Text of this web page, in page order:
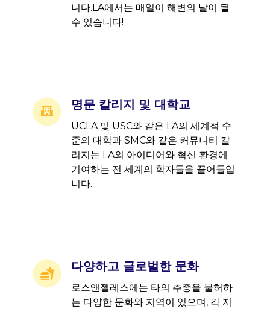
니다.LA에서는 매일이 해변의 날이 될
수 있습니다!
명문 칼리지 및 대학교
UCLA 및 USC와 같은 LA의 세계적 수
준의 대학과 SMC와 같은 커뮤니티 칼
리지는 LA의 아이디어와 혁신 환경에
기여하는 전 세계의 학자들을 끌어들입
니다.
다양하고 글로벌한 문화
로스앤젤레스에는 타의 추종을 불허하
는 다양한 문화와 지역이 있으며, 각 지